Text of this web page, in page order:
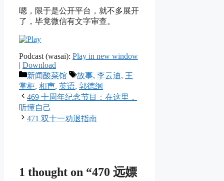
嗯，限于是公开平台，就不多展开
了，毕竟微信有文字审查。
Podcast (wasai): Play in new window
| Download
Categories
新闻酸菜馆 Tags
故事, 李云迪, 王
掌柜, 相声, 英语, 郭德纲
469 十周年纪念节目：在这里，
听懂自己
471 双十一劝退指南
1 thought on “470 远嫖